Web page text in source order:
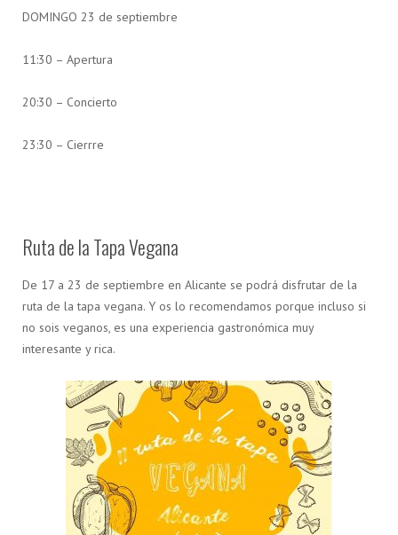
DOMINGO 23 de septiembre
11:30 – Apertura
20:30 – Concierto
23:30 – Cierrre
Ruta de la Tapa Vegana
De 17 a 23 de septiembre en Alicante se podrá disfrutar de la
ruta de la tapa vegana. Y os lo recomendamos porque incluso si
no sois veganos, es una experiencia gastronómica muy
interesante y rica.